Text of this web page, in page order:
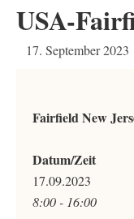
USA-
17. September 2023
Fairfield New
Datum/Zeit
17.09.2023
8:00 - 16:00